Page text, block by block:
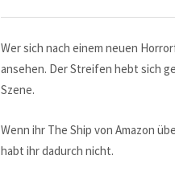
Wer sich nach einem neuen
ansehen. Der Streifen hebt sich
Szene.
Wenn ihr The Ship von Amazon
habt ihr dadurch nicht.